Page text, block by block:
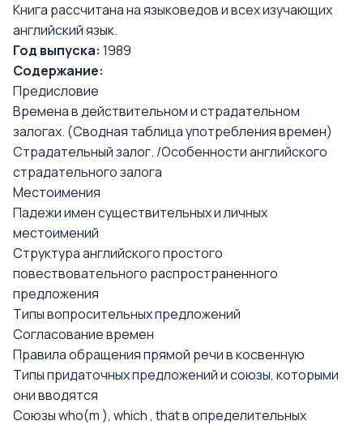
Книга рассчитана на языковедов и всех изучающих
английский язык.
Год выпуска: 1989
Содержание:
Предисловие
Времена в действительном и страдательном
залогах. (Сводная таблица употребления времен)
Страдательный залог. /Особенности английского
страдательного залога
Местоимения
Падежи имен существительных и личных
местоимений
Структура английского простого
повествовательного распространенного
предложения
Типы вопросительных предложений
Согласование времен
Правила обращения прямой речи в косвенную
Типы придаточных предложений и союзы, которыми
они вводятся
Союзы who(m ), which , that в определительных